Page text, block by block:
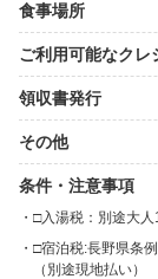
食事場所
ご利用可能なクレ
領収書発行
その他
条件・注意事項
□入湯税：別途大
□宿泊税:長野県条
（別途現地払い）